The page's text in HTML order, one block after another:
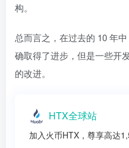
构。
总而言之，在过去的 10 年
确取得了进步，但是一些开
的改进。
HTX全球站
加入火币HTX，尊享高达